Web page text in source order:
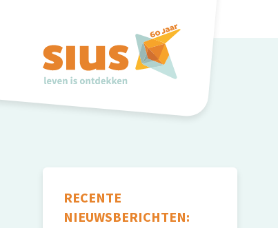
RECENTE
NIEUWSBERICHTEN: